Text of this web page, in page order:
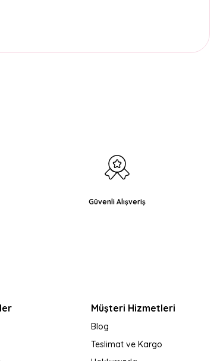
Güvenli Alışveriş
Müşteri Hizmetleri
Blog
Teslimat ve Kargo